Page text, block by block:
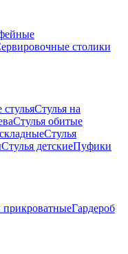
столики
стульяСтулья на
Стулья обитые
Стулья
Стулья детскиеПуфики
Гардероб